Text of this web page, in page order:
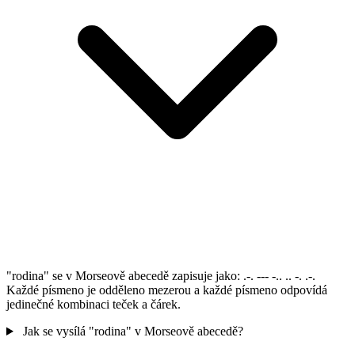
"rodina" se v Morseově abecedě zapisuje jako: .-. --- -.. .. -. .-.
Každé písmeno je odděleno mezerou a každé písmeno odpovídá
jedinečné kombinaci teček a čárek.
Jak se vysílá "rodina" v Morseově abecedě?